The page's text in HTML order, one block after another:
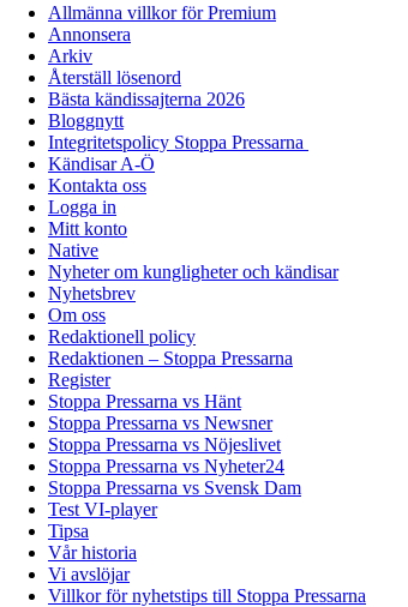
Allmänna villkor för Premium
Annonsera
Arkiv
Återställ lösenord
Bästa kändissajterna 2026
Bloggnytt
Integritetspolicy Stoppa Pressarna
Kändisar A-Ö
Kontakta oss
Logga in
Mitt konto
Native
Nyheter om kungligheter och kändisar
Nyhetsbrev
Om oss
Redaktionell policy
Redaktionen – Stoppa Pressarna
Register
Stoppa Pressarna vs Hänt
Stoppa Pressarna vs Newsner
Stoppa Pressarna vs Nöjeslivet
Stoppa Pressarna vs Nyheter24
Stoppa Pressarna vs Svensk Dam
Test VI-player
Tipsa
Vår historia
Vi avslöjar
Villkor för nyhetstips till Stoppa Pressarna